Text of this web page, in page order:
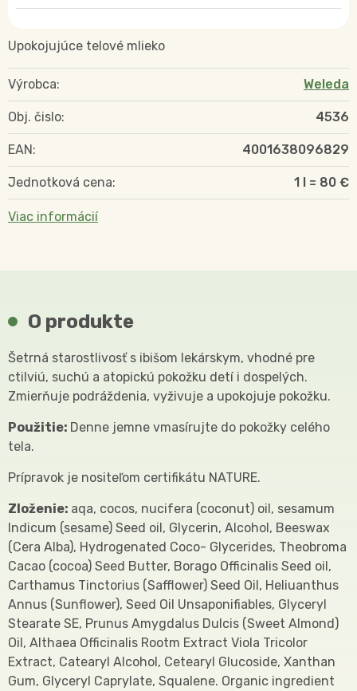
Upokojujúce telové mlieko
Výrobca: Weleda
Obj. čislo: 4536
EAN: 4001638096829
Jednotková cena: 1 l = 80 €
Viac informácií
O produkte
Šetrná starostlivosť s ibišom lekárskym, vhodné pre
ctilviú, suchú a atopickú pokožku detí i dospelých.
Zmierňuje podráždenia, vyživuje a upokojuje pokožku.
Použitie: Denne jemne vmasírujte do pokožky celého
tela.
Prípravok je nositeľom certifikátu NATURE.
Zloženie: aqa, cocos, nucifera (coconut) oil, sesamum
Indicum (sesame) Seed oil, Glycerin, Alcohol, Beeswax
(Cera Alba), Hydrogenated Coco- Glycerides, Theobroma
Cacao (cocoa) Seed Butter, Borago Officinalis Seed oil,
Carthamus Tinctorius (Safflower) Seed Oil, Heliuanthus
Annus (Sunflower), Seed Oil Unsaponifiables, Glyceryl
Stearate SE, Prunus Amygdalus Dulcis (Sweet Almond)
Oil, Althaea Officinalis Rootm Extract Viola Tricolor
Extract, Catearyl Alcohol, Cetearyl Glucoside, Xanthan
Gum, Glyceryl Caprylate, Squalene. Organic ingredient